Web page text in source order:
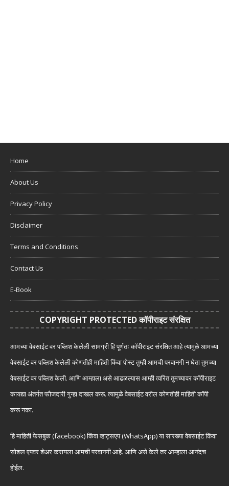
Home
About Us
Privacy Policy
Disclaimer
Terms and Conditions
Contact Us
E-Book
COPYRIGHT PROTECTED कॉपीराइट संरक्षित
आमच्या वेबसाईट वर पब्लिश केलेली सामग्री हि पूर्णतः कॉपीराइट संरक्षित आहे त्यामुळे आमच्या
वेबसाईट वर पब्लिश केलेली कोणतीही माहिती किंवा पोस्ट तुम्ही आमची परवानगी न घेता तुमच्या
वेबसाईट वर पब्लिश केली. आणि आम्हाला असे आढळल्यास आम्ही त्वरित तुमच्यावर कॉपीराइट
कायद्या अंतर्गत फौजदारी गुन्हा दाखल करू. त्यामुळे वेबसाईट वरील कोणतीही माहिती कॉपी
करू नका.
हि माहिती फेसबुक (facebook) किंवा व्हाट्सएप (WhatsApp) या सारख्या वेबसाईट किंवा
सोशल एपवर शेअर करायला आमची परवानगी आहे. आणि असे केले तर आम्हाला आनंदच
होईल.